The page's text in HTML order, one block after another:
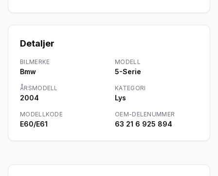
Detaljer
BILMERKE
Bmw
MODELL
5-Serie
ÅRSMODELL
2004
KATEGORI
Lys
MODELLKODE
E60/E61
OEM-DELENUMMER
63 21 6 925 894